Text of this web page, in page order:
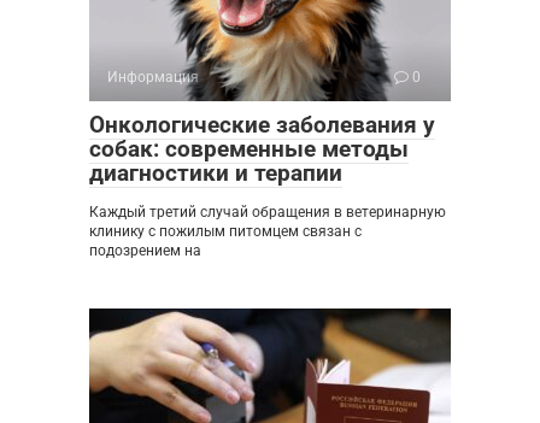
Информация 0
Онкологические заболевания у
собак: современные методы
диагностики и терапии
Каждый третий случай обращения в ветеринарную
клинику с пожилым питомцем связан с
подозрением на